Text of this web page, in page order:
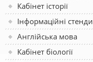
Кабінет історії
Інформаційні стенди
Англійська мова
Кабінет біології